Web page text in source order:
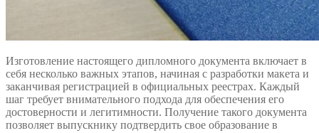
Изготовление настоящего дипломного документа включает в
себя несколько важных этапов, начиная с разработки макета и
заканчивая регистрацией в официальных реестрах. Каждый
шаг требует внимательного подхода для обеспечения его
достоверности и легитимности. Получение такого документа
позволяет выпускнику подтвердить свое образование в